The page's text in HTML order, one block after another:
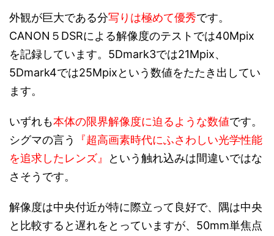
外観が巨大である分写りは極めて優秀です。
CANON５DSRによる解像度のテストでは40Mpix
を記録しています。5Dmark3では21Mpix、
5Dmark4では25Mpixという数値をたたき出してい
ます。
いずれも本体の限界解像度に迫るような数値です。
シグマの言う
『超高画素時代にふさわしい光学性能
を追求したレンズ』
という触れ込みは間違いではな
さそうです。
解像度は中央付近が特に際立って良好で、隅は中央
と比較すると遅れをとっていますが、50mm単焦点